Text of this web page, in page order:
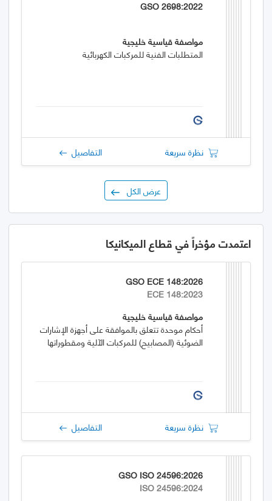
GSO 2698:2022
مواصفة قياسية خليجية
المتطلبات الفنية للمركبات الكهربائية
نظرة سريعة التفاصيل
عرض الكل
اعتمدت مؤخراً في قطاع الميكانيكا
GSO ECE 148:2026
ECE 148:2023
مواصفة قياسية خليجية
أحكام موحدة تتعلق بالموافقة على أجهزة الإشارات
الضوئية (المصابيح) للمركبات الآلية ومقطوراتها
نظرة سريعة التفاصيل
GSO ISO 24596:2026
ISO 24596:2024